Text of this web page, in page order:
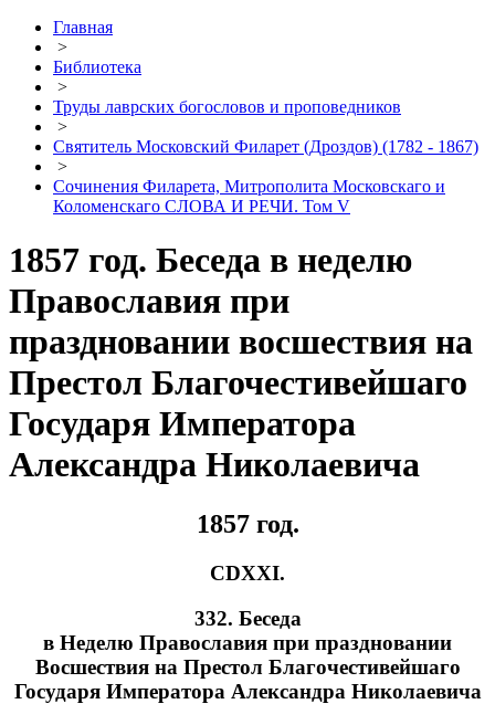
Главная
>
Библиотека
>
Труды лаврских богословов и проповедников
>
Святитель Московский Филарет (Дроздов) (1782 - 1867)
>
Сочинения Филарета, Митрополита Московскаго и
Коломенскаго СЛОВА И РЕЧИ. Том V
1857 год. Беседа в неделю
Православия при
праздновании восшествия на
Престол Благочестивейшаго
Государя Императора
Александра Николаевича
1857 год.
CDXXI.
332. Беседа
в Неделю Православия при праздновании
Восшествия на Престол Благочестивейшаго
Государя Императора Александра Николаевича